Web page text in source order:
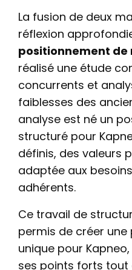
La fusion de deux
réflexion
positionnement de
réalisé une étude
concurrents et
faiblesses des
analyse est né un
structuré pour
définis, des valeurs
adaptée aux
adhérents.
Ce travail de
permis de créer
unique pour
ses points forts tout